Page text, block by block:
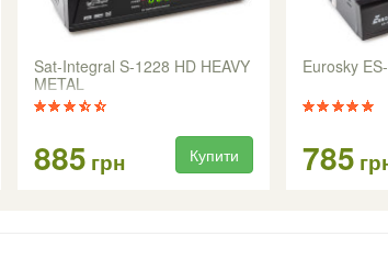
Sat-Integral S-1228 HD HEAVY
METAL
885 грн Купити
Eurosky
785